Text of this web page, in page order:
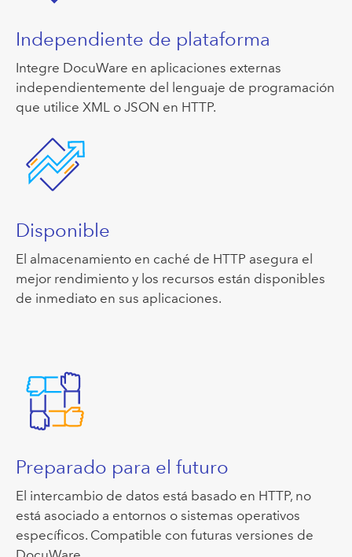
Independiente de plataforma
Integre DocuWare en aplicaciones externas
independientemente del lenguaje de programación
que utilice XML o JSON en HTTP.
Disponible
El almacenamiento en caché de HTTP asegura el
mejor rendimiento y los recursos están disponibles
de inmediato en sus aplicaciones.
Preparado para el futuro
El intercambio de datos está basado en HTTP, no
está asociado a entornos o sistemas operativos
específicos. Compatible con futuras versiones de